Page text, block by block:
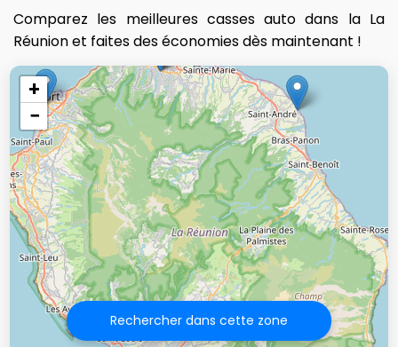
Comparez les meilleures casses auto dans la La
Réunion et faites des économies dès maintenant !
Rechercher dans cette zone
+
−